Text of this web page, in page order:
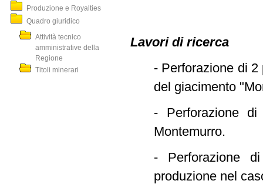
Produzione e Royalties
Quadro giuridico
Attività tecnico
amministrative della
Regione
Titoli minerari
Lavori di ricerca
- Perforazione di
del giacimento
- Perforazione
Montemurro.
- Perforazione
produzione nel